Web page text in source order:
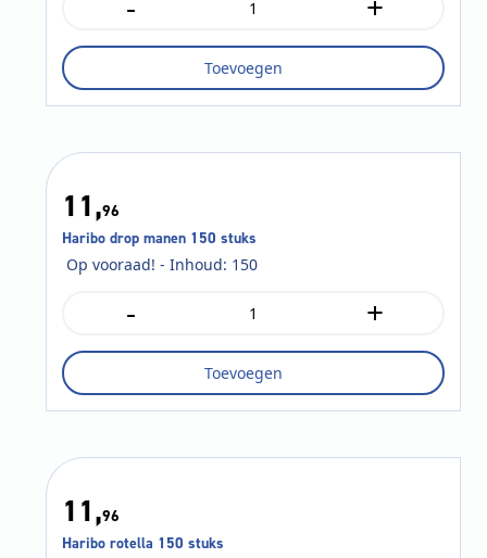
bommen
stuks
aantal
Toevoegen
11,96
Haribo drop manen 150 stuks
Op vooraad! - Inhoud: 150
-
manen
stuks
aantal
+
Toevoegen
11,96
Haribo rotella 150 stuks